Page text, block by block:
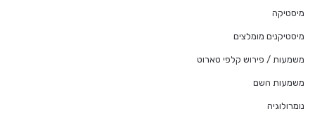
מיסטיקה
מיסטיקנים מומלצים
משמעות / פירוש קלפי טארוט
משמעות השם
נומרולוגיה